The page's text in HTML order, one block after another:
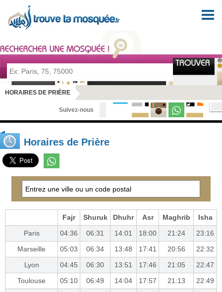
HORAIRES DE PRIÈRE
Suivez-nous
Horaires de Prière
Fajr Shuruk Dhuhr Asr Maghrib
Isha
Paris
04:36 06:31 14:01 18:00 21:24
23:16
Marseille
05:03 06:34 13:48 17:41 20:56
22:32
Lyon
04:45 06:30 13:51 17:46 21:05
22:47
Toulouse
05:10 06:49 14:04 17:57 21:13
22:49